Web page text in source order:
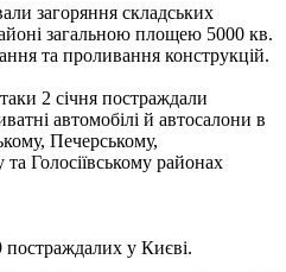
загоряння складських
загальною площею 5000 кв.
та проливання конструкцій.
2 січня постраждали
автомобілі й автосалони в
Печерському,
Голосіївському районах
постраждалих у Києві.